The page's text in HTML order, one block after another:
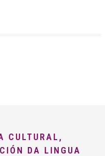
CULTURAL,
DA LINGUA